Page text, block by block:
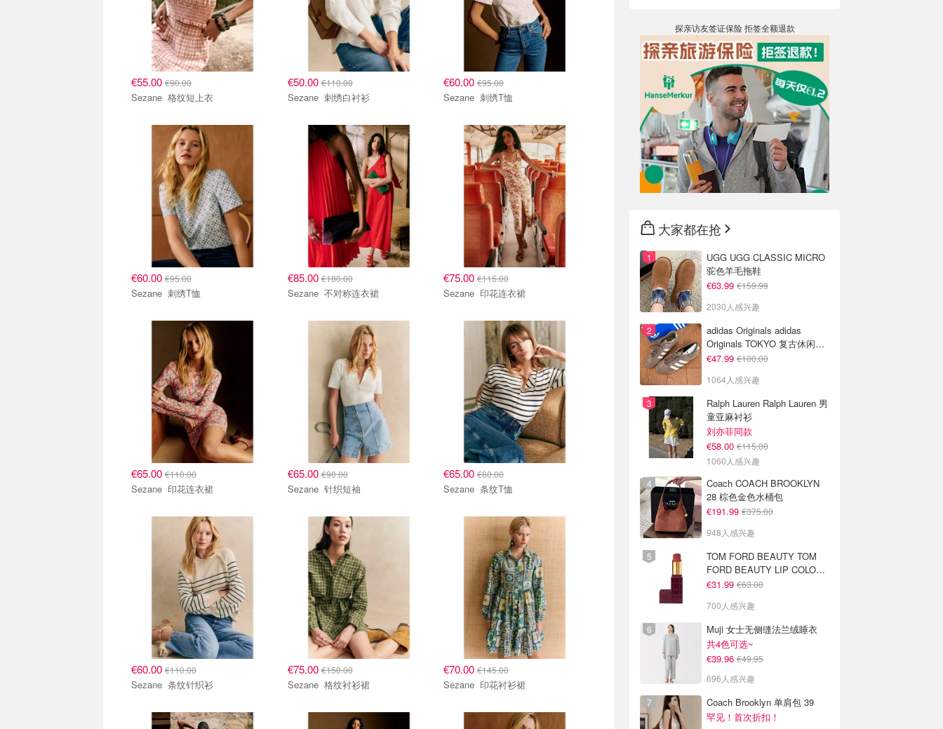
€55.00 €90.00
Sezane 格纹短上衣
€50.00€110.00
Sezane 刺绣白衬衫
€60.00 €95.00
Sezane 刺绣T恤
€60.00 €95.00
Sezane 刺绣T恤
€85.00€180.00
Sezane 不对称连衣裙
€75.00 €115.00
Sezane 印花连衣裙
€65.00 €110.00
Sezane 印花连衣裙
€65.00€90.00
Sezane 针织短袖
€65.00 €80.00
Sezane 条纹T恤
€60.00 €110.00
Sezane 条纹针织衫
€75.00€150.00
Sezane 格纹衬衫裙
€70.00 €145.00
Sezane 印花衬衫裙
探亲访友签证保险 拒签全额退款
大家都在抢
UGG UGG CLASSIC MICRO
驼色羊毛拖鞋
€63.99 €159.99
2030人感兴趣
adidas Originals adidas
Originals TOKYO 复古休闲鞋
深棕色
€47.99 €100.00
1064人感兴趣
Ralph Lauren Ralph Lauren 男
童亚麻衬衫
刘亦菲同款
€58.00 €115.00
1060人感兴趣
Coach COACH BROOKLYN
28 棕色金色水桶包
€191.99 €375.00
948人感兴趣
TOM FORD BEAUTY TOM
FORD BEAUTY LIP COLOR
SATIN MATTE 裸玫瑰口红
€31.99 €63.00
700人感兴趣
Muji 女士无侧缝法兰绒睡衣
共4色可选~
€39.96 €49.95
696人感兴趣
Coach Brooklyn 单肩包 39
罕见！首次折扣！